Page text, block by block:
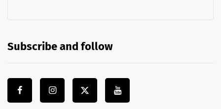
Subscribe and follow